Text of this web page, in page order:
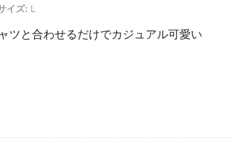
イズ: L
ツと合わせるだけでカジュアル可愛い